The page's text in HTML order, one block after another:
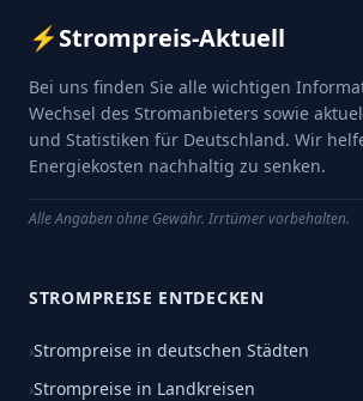
⚡Strompreis-Aktuell
Bei uns finden Sie alle wichtigen
Wechsel des Stromanbieters sowie
und Statistiken für Deutschland. Wir
Energiekosten nachhaltig zu senken.
Alle Angaben ohne Gewähr. Irrtümer vorbehalten.
STROMPREISE ENTDECKEN
›Strompreise in deutschen Städten
›Strompreise in Landkreisen